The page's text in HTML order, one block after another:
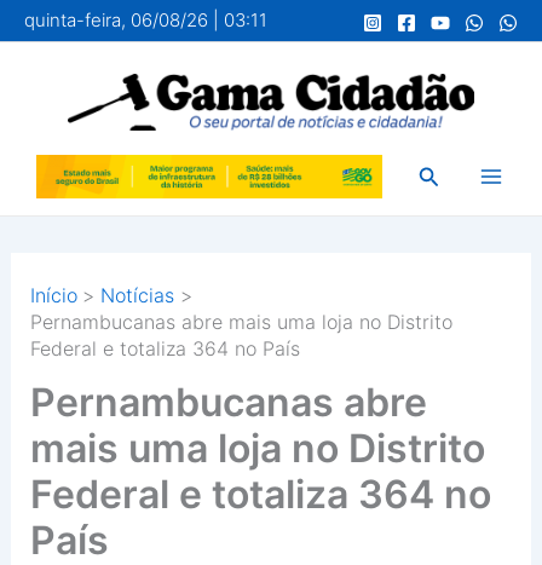
para
conteúdo
quinta-feira, 06/08/26 | 03:11
Pesquisar
Início
Notícias
Pernambucanas abre mais uma loja no Distrito
Federal e totaliza 364 no País
Pernambucanas abre
mais uma loja no Distrito
Federal e totaliza 364 no
País